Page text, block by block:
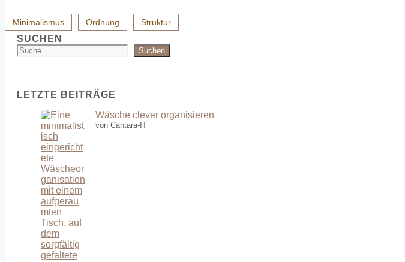
Minimalismus Ordnung Struktur
SUCHEN
Suchen
LETZTE BEITRÄGE
Wäsche clever organisieren
von Cantara-IT